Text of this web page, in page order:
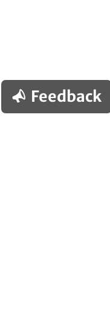
Feedback